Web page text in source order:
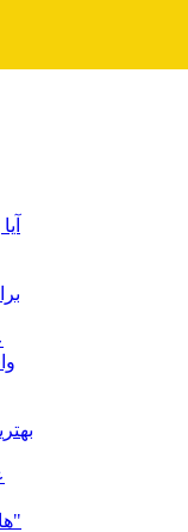
هاوكينگ : "موجودات فضايي وجود دارند"